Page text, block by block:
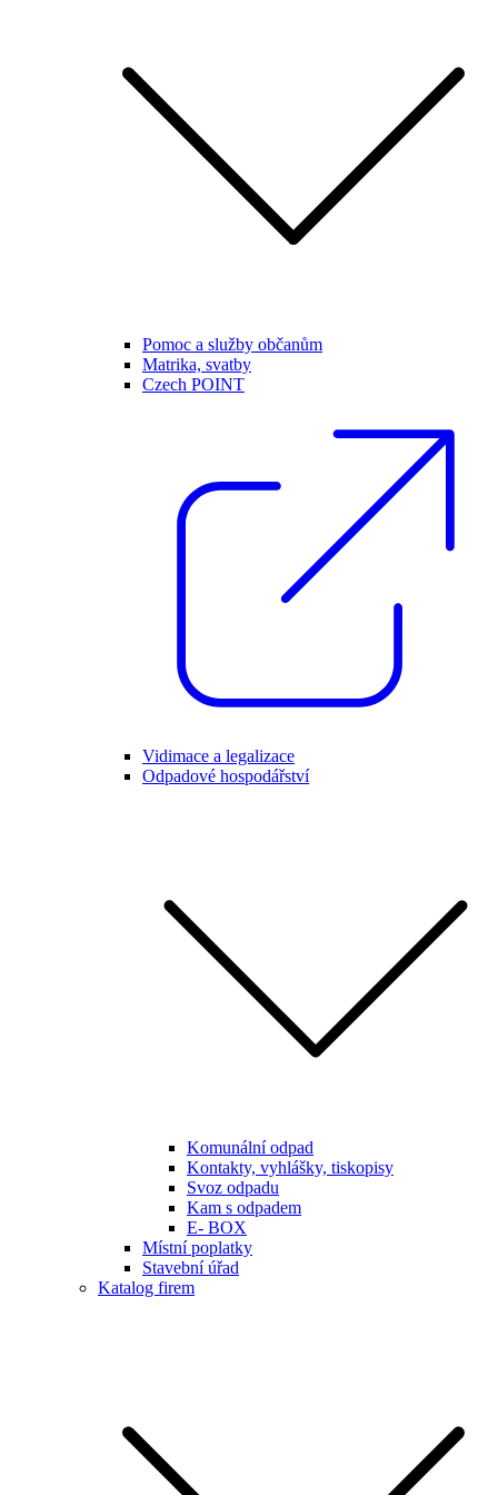
Pomoc a služby občanům
Matrika, svatby
Czech POINT
Vidimace a legalizace
Odpadové hospodářství
Komunální odpad
Kontakty, vyhlášky, tiskopisy
Svoz odpadu
Kam s odpadem
E- BOX
Místní poplatky
Stavební úřad
Katalog firem